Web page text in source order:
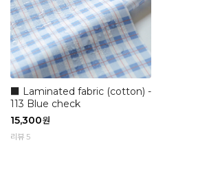
■ Laminated fabric (cotton) -
113 Blue check
15,300원
리뷰 5